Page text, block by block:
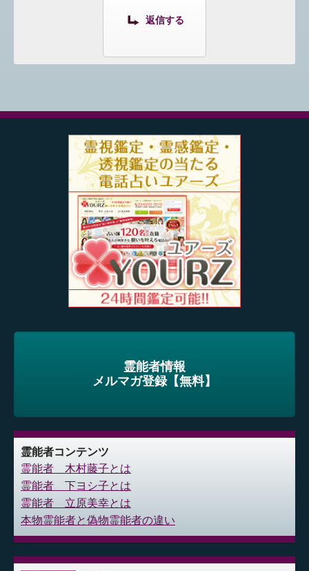
返信する
霊能者情報
メルマガ登録【無料】
霊能者コンテンツ
霊能者 木村藤子とは
霊能者 下ヨシ子とは
霊能者 立原美幸とは
本物霊能者と偽物霊能者の違い